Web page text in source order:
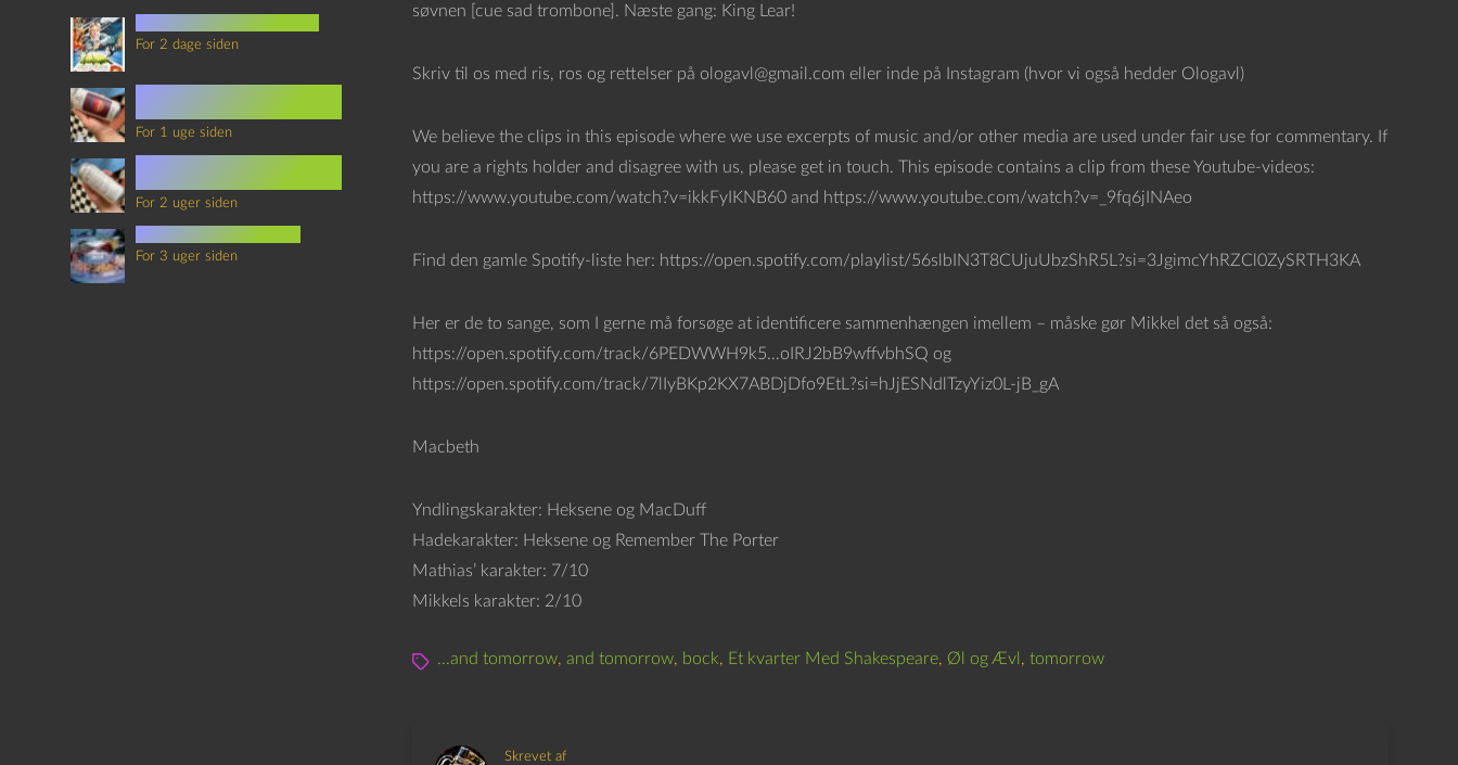
søvnen [cue sad trombone]. Næste gang: King Lear!
Skriv til os med ris, ros og rettelser på ologavl@gmail.com eller inde på Instagram (hvor vi også hedder Ologavl)
We believe the clips in this episode where we use excerpts of music and/or other media are used under fair use for commentary. If
you are a rights holder and disagree with us, please get in touch. This episode contains a clip from these Youtube-videos:
https://www.youtube.com/watch?v=ikkFyIKNB60 and https://www.youtube.com/watch?v=_9fq6jINAeo
Find den gamle Spotify-liste her: https://open.spotify.com/playlist/56slbIN3T8CUjuUbzShR5L?si=3JgimcYhRZCl0ZySRTH3KA
Her er de to sange, som I gerne må forsøge at identificere sammenhængen imellem – måske gør Mikkel det så også:
https://open.spotify.com/track/6PEDWWH9k5…oIRJ2bB9wffvbhSQ og
https://open.spotify.com/track/7lIyBKp2KX7ABDjDfo9EtL?si=hJjESNdlTzyYiz0L-jB_gA
Macbeth
Yndlingskarakter: Heksene og MacDuff
Hadekarakter: Heksene og Remember The Porter
Mathias’ karakter: 7/10
Mikkels karakter: 2/10
...and tomorrow, and tomorrow, bock, Et kvarter Med Shakespeare, Øl og Ævl , tomorrow
Skrevet af
For 2 dage siden
For 1 uge siden
For 2 uger siden
For 3 uger siden